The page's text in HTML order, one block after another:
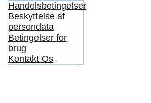
Handelsbetingelser
Beskyttelse af
persondata
Betingelser for
brug
Kontakt Os